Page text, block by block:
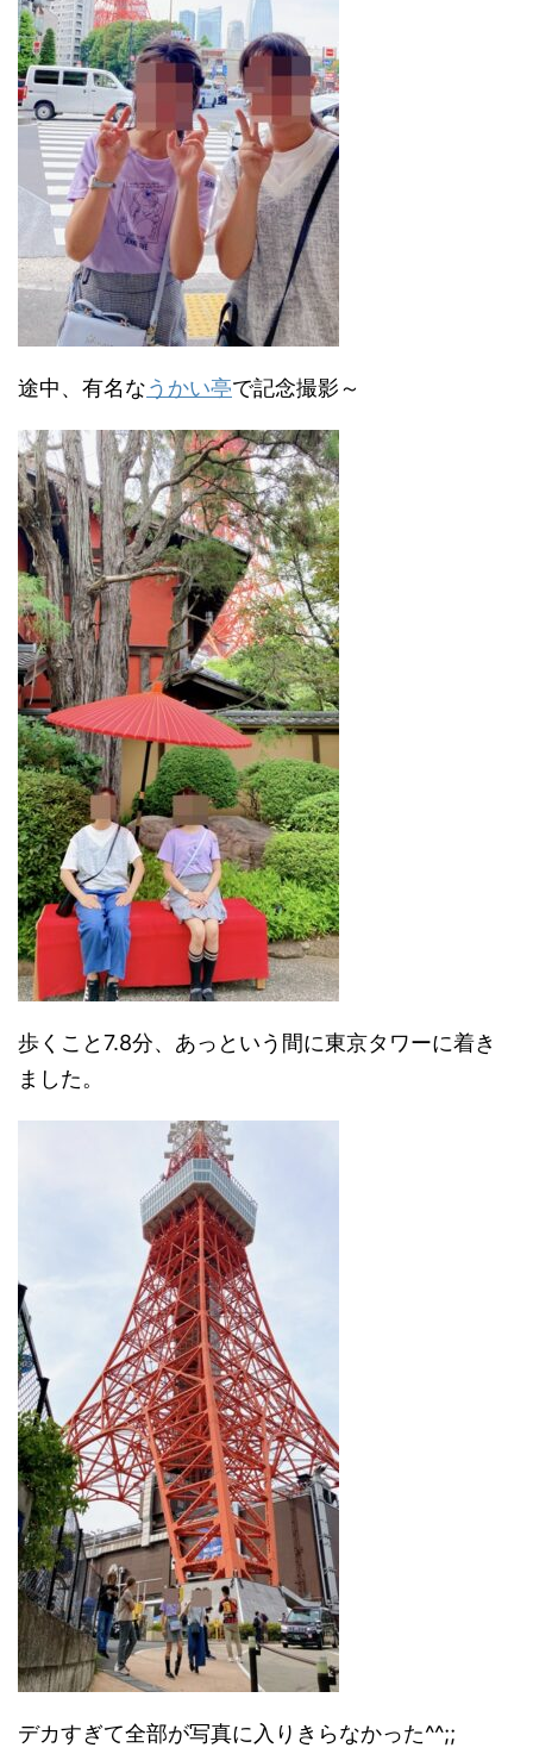
途中、有名なうかい亭で記念撮影～
歩くこと7.8分、あっという間に東京タワーに着き
ました。
デカすぎて全部が写真に入りきらなかった^^;;